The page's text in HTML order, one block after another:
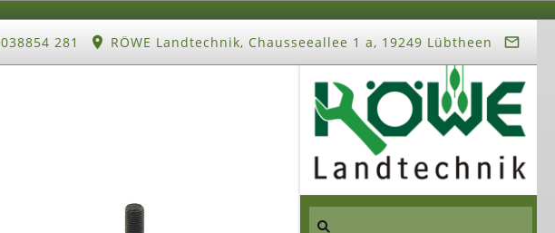
038854 281 RÖWE Landtechnik, Chausseeallee 1 a, 19249 Lübtheen